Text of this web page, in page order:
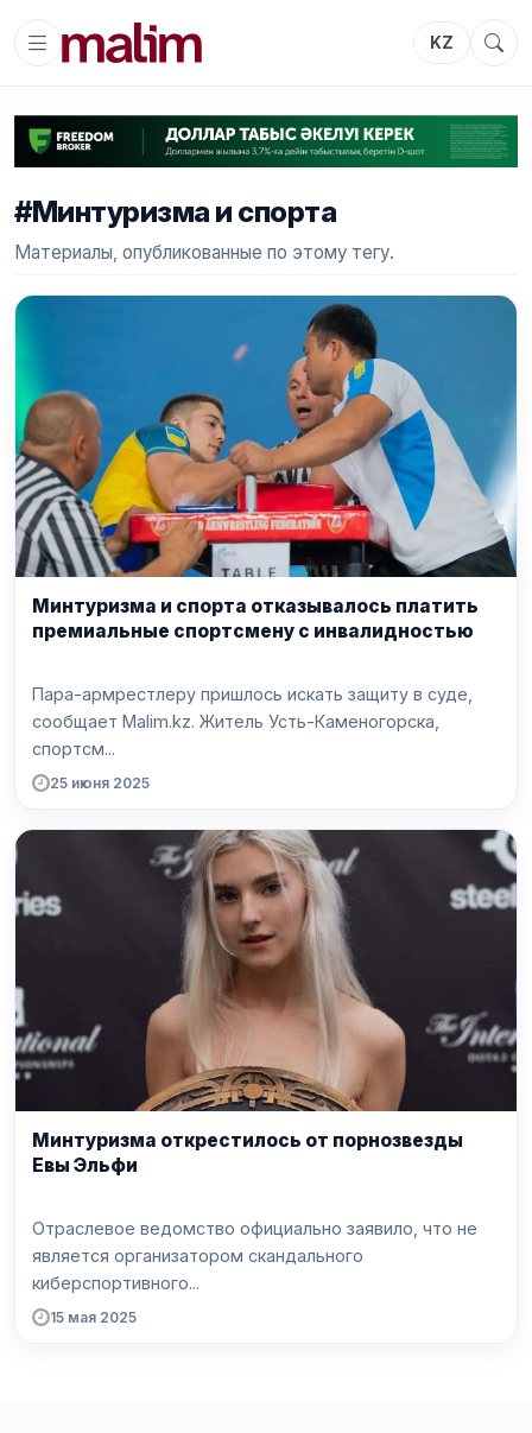
KZ
#Минтуризма и спорта
Материалы, опубликованные по этому тегу.
Минтуризма и спорта отказывалось платить
премиальные спортсмену с инвалидностью
Пара-армрестлеру пришлось искать защиту в суде,
сообщает Malim.kz. Житель Усть-Каменогорска,
спортсм...
25 июня 2025
Минтуризма открестилось от порнозвезды
Евы Эльфи
Отраслевое ведомство официально заявило, что не
является организатором скандального
киберспортивного...
15 мая 2025